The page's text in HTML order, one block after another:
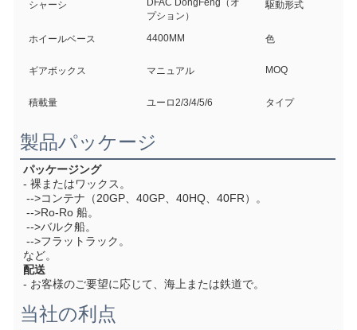
シャーシ
DFAC DongFeng（オ
プション）
駆動形式
ホイールベース 4400MM 色
ギアボックス マニュアル MOQ
積載量 ユーロ2/3/4/5/6 タイプ
製品パッケージ
パッケージング
- 裸またはワックス。
-->コンテナ（20GP、40GP、40HQ、40FR）。
-->Ro-Ro 船。
-->バルク船。
-->フラットラック。
など。
配送
- お客様のご要望に応じて、海上または鉄道で。
当社の利点